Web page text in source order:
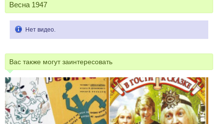
Весна 1947
Нет видео.
Вас также могут заинтересовать